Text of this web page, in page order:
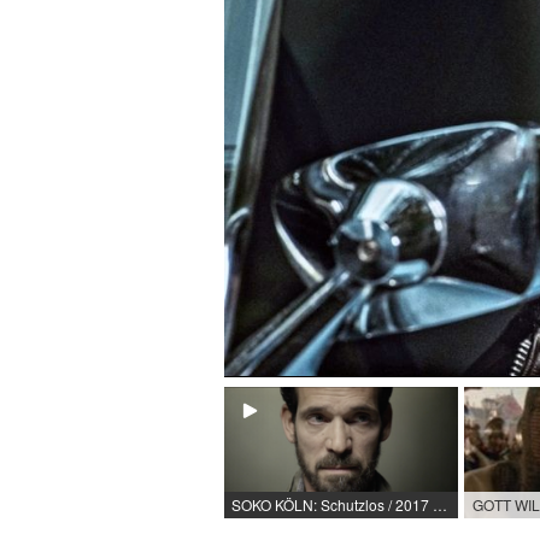
SOKO KÖLN: Schutzlos / 2017 / Rolle: Volkmar König / R: Christoph Heininger / ZDF